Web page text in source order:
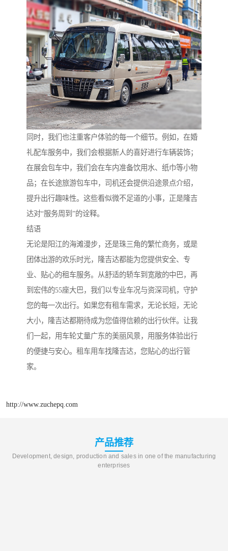
同时，我们也注重客户体验的每一个细节。例如，在婚
礼配车服务中，我们会根据新人的喜好进行车辆装饰；
在展会包车中，我们会在车内准备饮用水、纸巾等小物
品；在长途旅游包车中，司机还会提供沿途景点介绍，
提升出行趣味性。这些看似微不足道的小事，正是隆吉
达对“服务周到”的诠释。
结语
无论是阳江的海滩漫步，还是珠三角的繁忙商务，或是
团体出游的欢乐时光，隆吉达都能为您提供安全、专
业、贴心的租车服务。从舒适的轿车到宽敞的中巴，再
到宏伟的55座大巴，我们以专业车况与资深司机，守护
您的每一次出行。如果您有租车需求，无论长短，无论
大小，隆吉达都期待成为您值得信赖的出行伙伴。让我
们一起，用车轮丈量广东的美丽风景，用服务体验出行
的便捷与安心。租车用车找隆吉达，您贴心的出行管
家。
http://www.zuchepq.com
产品推荐
Development, design, production and sales in one of the manufacturing
enterprises